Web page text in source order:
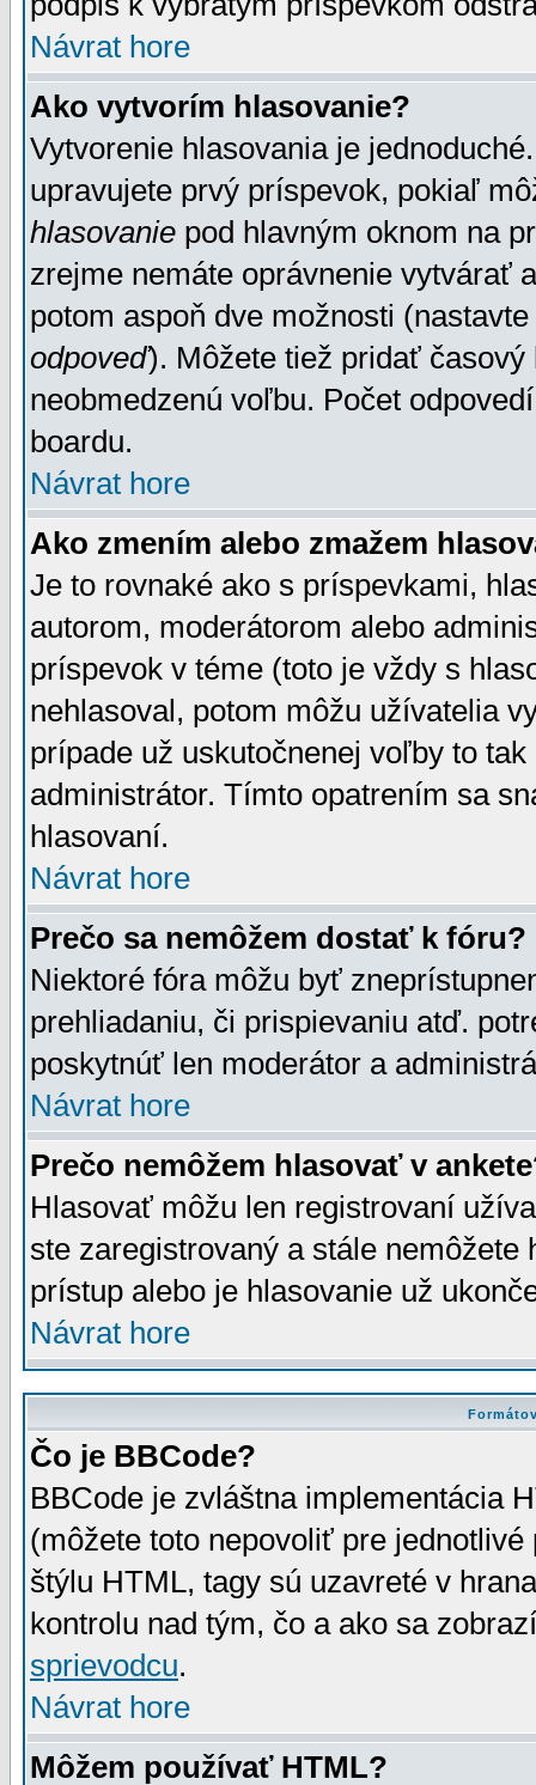
Návrat hore
Ako vytvorím hlasovanie?
Vytvorenie hlasovania je
upravujete prvý príspevok, pokiaľ
hlasovanie pod hlavným oknom na
zrejme nemáte oprávnenie vytvárať
potom aspoň dve možnosti
odpoveď). Môžete tiež pridať
neobmedzenú voľbu. Počet
boardu.
Návrat hore
Ako zmením alebo zmažem
Je to rovnaké ako s príspevkami,
autorom, moderátorom alebo
príspevok v téme (toto je vždy s
nehlasoval, potom môžu užívatelia
prípade už uskutočnenej voľby to
administrátor. Tímto opatrením sa
hlasovaní.
Návrat hore
Prečo sa nemôžem dostať k fóru?
Niektoré fóra môžu byť
prehliadaniu, či prispievaniu atď.
poskytnúť len moderátor a
Návrat hore
Prečo nemôžem hlasovať v
Hlasovať môžu len registrovaní
ste zaregistrovaný a stále
prístup alebo je hlasovanie už
Návrat hore
Čo je BBCode?
BBCode je zvláštna implementácia
(môžete toto nepovoliť pre
štýlu HTML, tagy sú uzavreté v
kontrolu nad tým, čo a ako sa
sprievodcu.
Návrat hore
Môžem používať HTML?